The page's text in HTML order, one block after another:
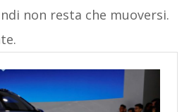
non resta che muoversi.